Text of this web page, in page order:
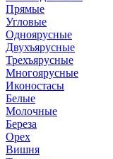
Прямые
Угловые
Одноярусные
Двухъярусные
Трехъярусные
Многоярусные
Иконостасы
Белые
Молочные
Береза
Орех
Вишня